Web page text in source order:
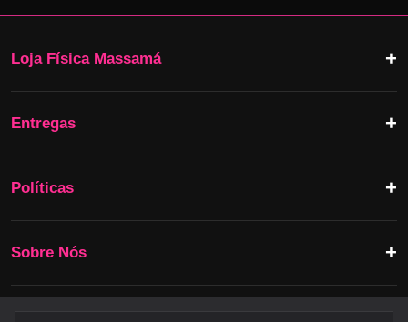
Loja Física Massamá
Entregas
Políticas
Sobre Nós